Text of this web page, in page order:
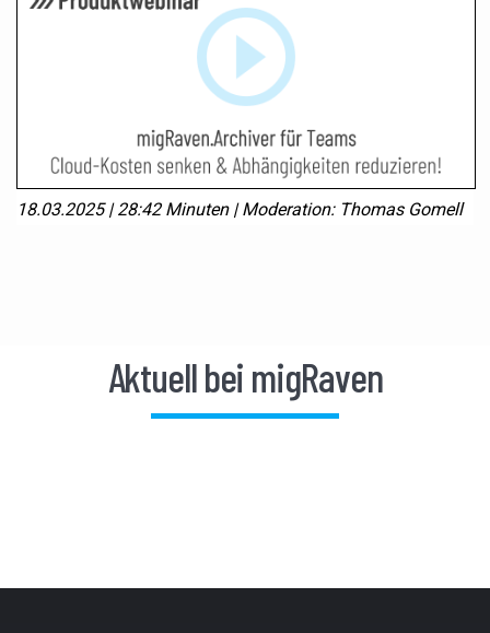
18.03.2025 | 28:42 Minuten | Moderation: Thomas Gomell
Aktuell bei migRaven